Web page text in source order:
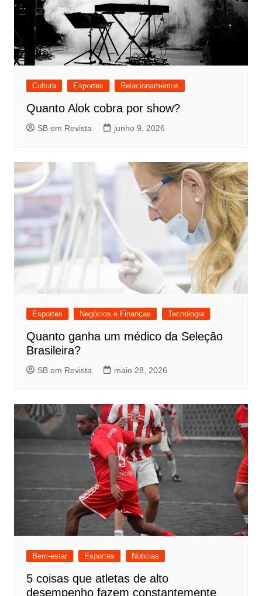
Cultura Esportes Relacionamentos
Quanto Alok cobra por show?
SB em Revista junho 9, 2026
Esportes Negócios e Finanças Tecnologia
Quanto ganha um médico da Seleção
Brasileira?
SB em Revista maio 28, 2026
Bem-estar Esportes Noticias
5 coisas que atletas de alto
desempenho fazem constantemente